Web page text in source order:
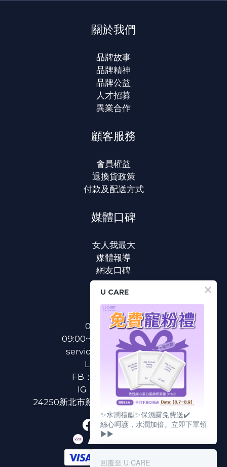
關於我們
品牌故事
品牌精神
品牌公益
人才招募
異業合作
顧客服務
會員權益
退換貨政策
付款及配送方式
媒體口碑
女人我最大
媒體報導
網友口碑
聯絡我們
0800-233-233
09:00~18:00(國定假日除外)
service@u-care.com.tw
LINE：
@ucare
FB：
U CARE 美麗粉專
IG：
ucare.tw2002
24250新北市新莊區新北大道二段312號3樓
U CARE
✨水潤禮獻✨保濕露免費送✔️
絲心呵護，水潤加倍。立即下單領
▶▶
回覆至 U CARE